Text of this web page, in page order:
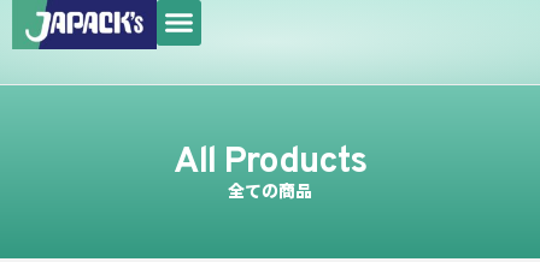
容
メ
ニ
ュ
All Products
全ての商品